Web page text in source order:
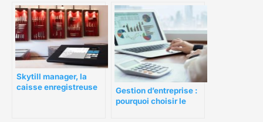
Skytill manager, la
caisse enregistreuse
Gestion d’entreprise :
pourquoi choisir le